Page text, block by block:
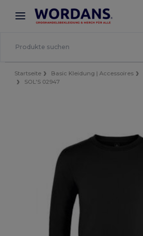
× Wordans App
Bessere Preise in der App!
Startseite Basic Kleidung | Accessoires
SOL'S 02947